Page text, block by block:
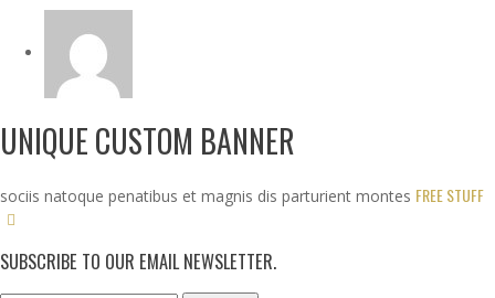
UNIQUE CUSTOM BANNER
sociis natoque penatibus et magnis dis parturient montes FREE STUFF
SUBSCRIBE TO OUR EMAIL NEWSLETTER.